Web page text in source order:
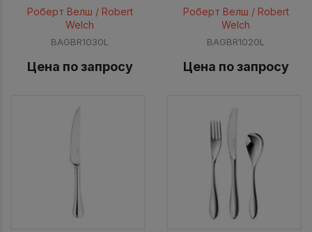
Роберт Велш / Robert
Welch
BAGBR1030L
Цена по запросу
Роберт Велш / Robert
Welch
BAGBR1020L
Цена по запросу